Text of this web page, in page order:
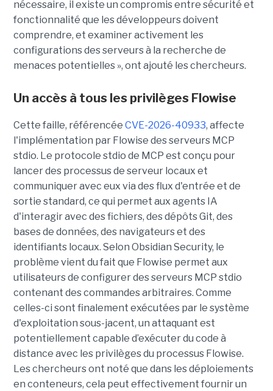
nécessaire, il existe un compromis entre sécurité et
fonctionnalité que les développeurs doivent
comprendre, et examiner activement les
configurations des serveurs à la recherche de
menaces potentielles », ont ajouté les chercheurs.
Un accès à tous les privilèges Flowise
Cette faille, référencée CVE-2026-40933, affecte
l'implémentation par Flowise des serveurs MCP
stdio. Le protocole stdio de MCP est conçu pour
lancer des processus de serveur locaux et
communiquer avec eux via des flux d'entrée et de
sortie standard, ce qui permet aux agents IA
d'interagir avec des fichiers, des dépôts Git, des
bases de données, des navigateurs et des
identifiants locaux. Selon Obsidian Security, le
problème vient du fait que Flowise permet aux
utilisateurs de configurer des serveurs MCP stdio
contenant des commandes arbitraires. Comme
celles-ci sont finalement exécutées par le système
d'exploitation sous-jacent, un attaquant est
potentiellement capable d’exécuter du code à
distance avec les privilèges du processus Flowise.
Les chercheurs ont noté que dans les déploiements
en conteneurs, cela peut effectivement fournir un